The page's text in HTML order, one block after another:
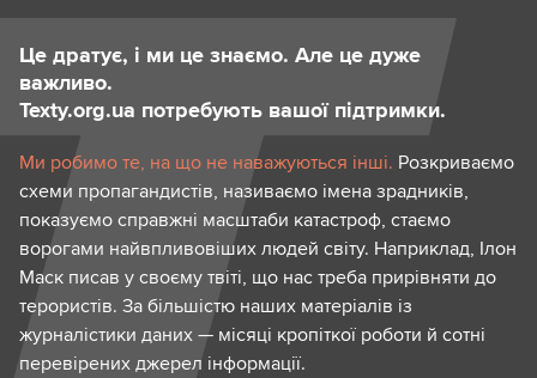
Це дратує, і ми це знаємо. Але це дуже
важливо.
Texty.org.ua потребують вашої підтримки.
Ми робимо те, на що не наважуються інші. Розкриваємо
схеми пропагандистів, називаємо імена зрадників,
показуємо справжні масштаби катастроф, стаємо
ворогами найвпливовіших людей світу. Наприклад, Ілон
Маск писав у своєму твіті, що нас треба прирівняти до
терористів. За більшістю наших матеріалів із
журналістики даних — місяці кропіткої роботи й сотні
перевірених джерел інформації.